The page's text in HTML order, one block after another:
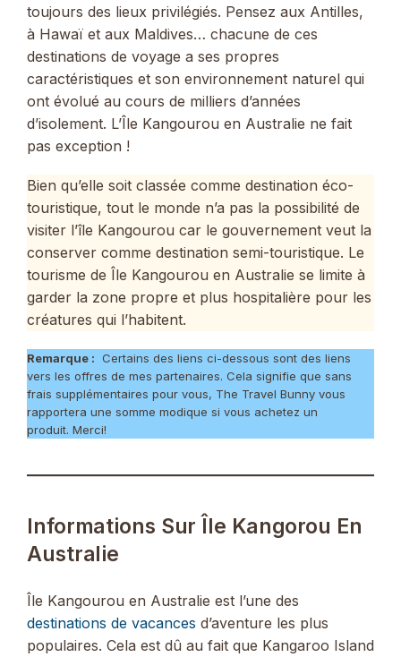
toujours des lieux privilégiés. Pensez aux Antilles,
à Hawaï et aux Maldives… chacune de ces
destinations de voyage a ses propres
caractéristiques et son environnement naturel qui
ont évolué au cours de milliers d’années
d’isolement. L’Île Kangourou en Australie ne fait
pas exception !
Bien qu’elle soit classée comme destination éco-
touristique, tout le monde n’a pas la possibilité de
visiter l’île Kangourou car le gouvernement veut la
conserver comme destination semi-touristique. Le
tourisme de Île Kangourou en Australie se limite à
garder la zone propre et plus hospitalière pour les
créatures qui l’habitent.
Remarque : Certains des liens ci-dessous sont des liens
vers les offres de mes partenaires. Cela signifie que sans
frais supplémentaires pour vous, The Travel Bunny vous
rapportera une somme modique si vous achetez un
produit. Merci!
Informations Sur Île Kangorou En
Australie
Île Kangourou en Australie est l’une des
destinations de vacances d’aventure les plus
populaires. Cela est dû au fait que Kangaroo Island